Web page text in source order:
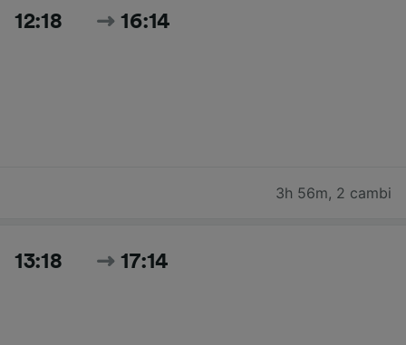
12:18 16:14
3h 56m, 2 cambi
13:18 17:14